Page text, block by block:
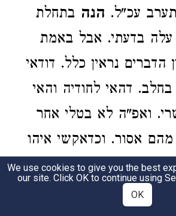
עכ"ל. הנה בתחלת
בדעתי. אבל באמת
הדברים נראין כלל. דודאי
דהאי לחודיה והאי
ואפ"ה לא בטלי אחר
אסור. וכדאקשי איהו
לא חזינא.דמ"ש
תירוצו זה אינו
We use cookies to give you the best
our site. Click OK to continue using
OK